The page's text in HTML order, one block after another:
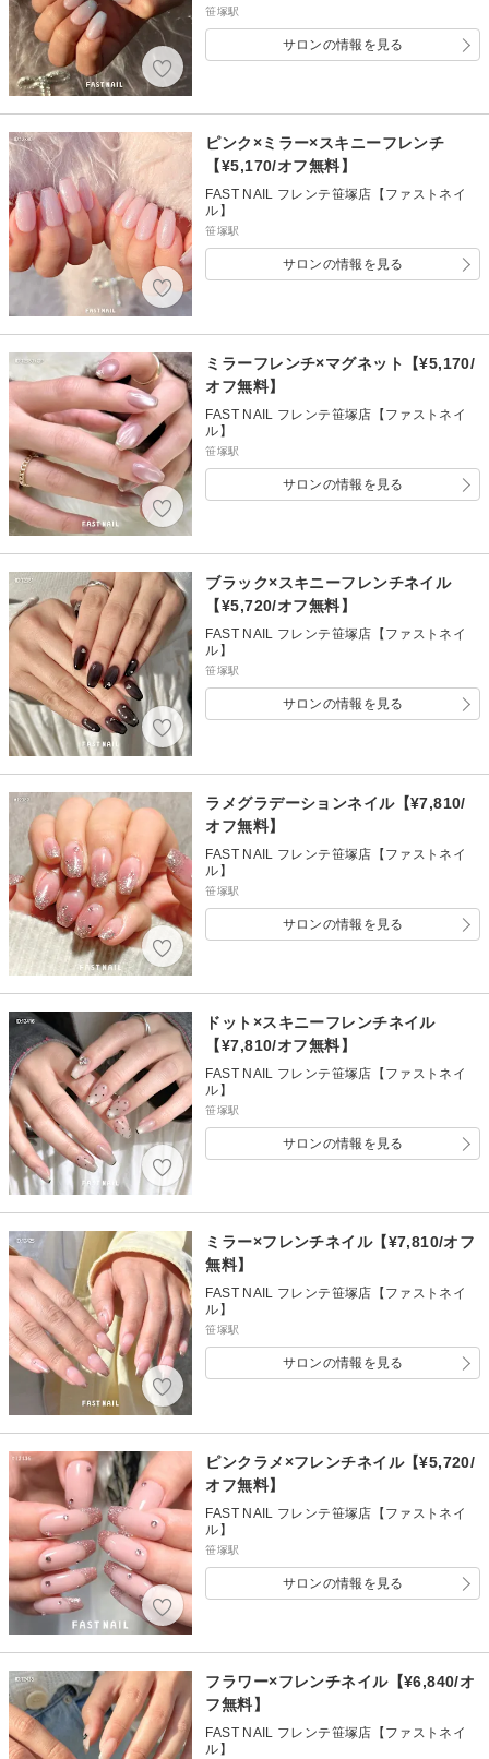
笹塚駅
サロンの情報を見る
ピンク×ミラー×スキニーフレンチ
【¥5,170/オフ無料】
FAST NAIL フレンテ笹塚店【ファストネイ
ル】
笹塚駅
サロンの情報を見る
ミラーフレンチ×マグネット【¥5,170/
オフ無料】
FAST NAIL フレンテ笹塚店【ファストネイ
ル】
笹塚駅
サロンの情報を見る
ブラック×スキニーフレンチネイル
【¥5,720/オフ無料】
FAST NAIL フレンテ笹塚店【ファストネイ
ル】
笹塚駅
サロンの情報を見る
ラメグラデーションネイル【¥7,810/
オフ無料】
FAST NAIL フレンテ笹塚店【ファストネイ
ル】
笹塚駅
サロンの情報を見る
ドット×スキニーフレンチネイル
【¥7,810/オフ無料】
FAST NAIL フレンテ笹塚店【ファストネイ
ル】
笹塚駅
サロンの情報を見る
ミラー×フレンチネイル【¥7,810/オフ
無料】
FAST NAIL フレンテ笹塚店【ファストネイ
ル】
笹塚駅
サロンの情報を見る
ピンクラメ×フレンチネイル【¥5,720/
オフ無料】
FAST NAIL フレンテ笹塚店【ファストネイ
ル】
笹塚駅
サロンの情報を見る
フラワー×フレンチネイル【¥6,840/オ
フ無料】
FAST NAIL フレンテ笹塚店【ファストネイ
ル】